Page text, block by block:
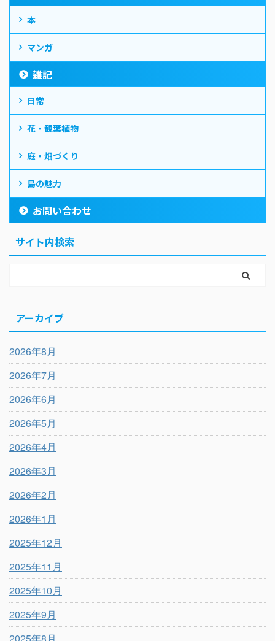
本
マンガ
雑記
日常
花・観葉植物
庭・畑づくり
島の魅力
お問い合わせ
サイト内検索
アーカイブ
2026年8月
2026年7月
2026年6月
2026年5月
2026年4月
2026年3月
2026年2月
2026年1月
2025年12月
2025年11月
2025年10月
2025年9月
2025年8月